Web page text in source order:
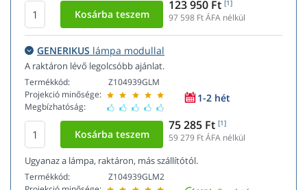
123 950 Ft [1]
97 598 Ft ÁFA nélkül
GENERIKUS lámpa modullal
A raktáron lévő legolcsóbb ajánlat.
Termékkód:
Projekció minősége:
Megbízhatóság:
Z104939GLM
1-2 hét
75 285 Ft [1]
59 279 Ft ÁFA nélkül
Ugyanaz a lámpa, raktáron, más szállítótól.
Termékkód:
Z104939GLM2